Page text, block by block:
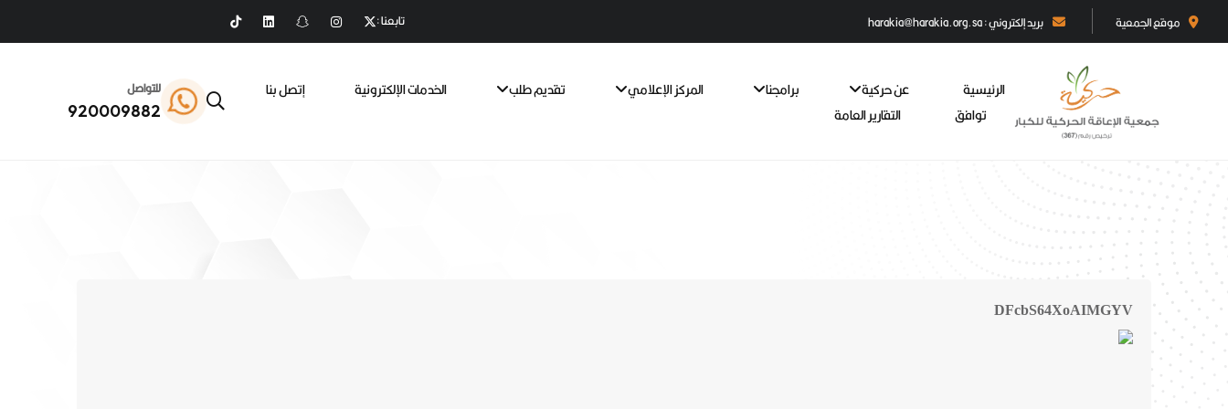
موقع الجمعية بريد إلكتروني : harakia@harakia.org.sa تابعنا :
الرئيسية عن حركية برامجنا المركز الإعلامي تقديم طلب الخدمات الإلكترونية
إتصل بنا
توافق
التقارير العامة
للتواصل
920009882
DFcbS64XoAIMGYV